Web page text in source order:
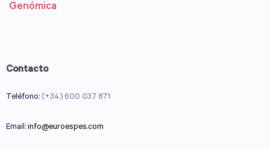
Genómica
Contacto
Teléfono: (+34) 600 037 871
Email: info@euroespes.com